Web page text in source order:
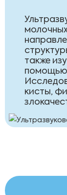
также
помощью
кисты,